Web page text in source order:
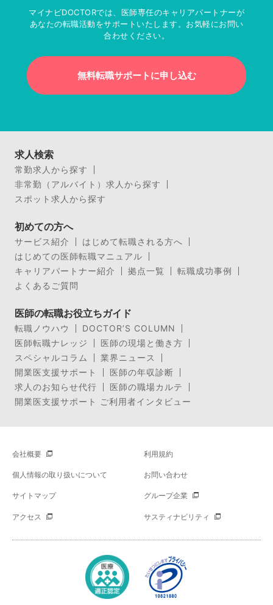
マイナビDOCTORでは、医師専任のキャリアパートナーが
あなたの転職活動をサポートいたします。お気軽にお問い
合わせください。
無料転職サポートに申し込む
求人検索
常勤求人から探す
非常勤（アルバイト）求人から探す
スポット求人から探す
初めての方へ
サービス紹介
はじめて転職される方へ
はじめての医師転職マニュアル
キャリアパートナー紹介
拠点一覧
転職成功事例
よくあるご質問
医師の転職お役立ちガイド
転職ノウハウ
DOCTOR’S COLUMN
医師転職ナレッジ
医師の現場と働き方
スペシャルコラム
業界ニュース
開業医支援サポート
医師の年収診断
求人のお知らせ代行
医師の職場カルテ
開業医支援サポート ご利用者インタビュー
会社概要 利用規約
個人情報の取り扱いについて お問い合わせ
サイトマップ グループ企業
アクセス サスティナビリティ